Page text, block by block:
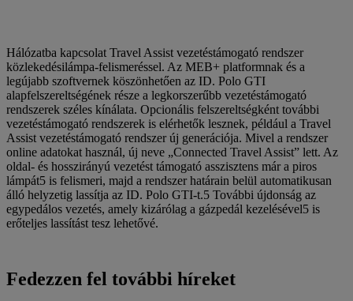
Hálózatba kapcsolat Travel Assist vezetéstámogató rendszer
közlekedésilámpa-felismeréssel. Az MEB+ platformnak és a
legújabb szoftvernek köszönhetően az ID. Polo GTI
alapfelszereltségének része a legkorszerűbb vezetéstámogató
rendszerek széles kínálata. Opcionális felszereltségként további
vezetéstámogató rendszerek is elérhetők lesznek, például a Travel
Assist vezetéstámogató rendszer új generációja. Mivel a rendszer
online adatokat használ, új neve „Connected Travel Assist” lett. Az
oldal- és hosszirányú vezetést támogató asszisztens már a piros
lámpát5 is felismeri, majd a rendszer határain belül automatikusan
álló helyzetig lassítja az ID. Polo GTI-t.5 További újdonság az
egypedálos vezetés, amely kizárólag a gázpedál kezelésével5 is
erőteljes lassítást tesz lehetővé.
Fedezzen fel további híreket